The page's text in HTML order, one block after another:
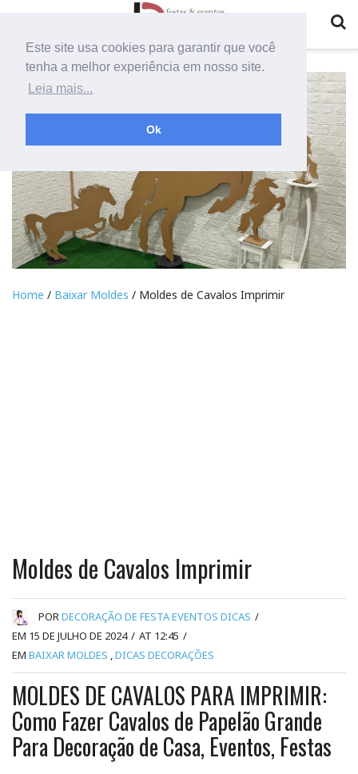
Este site usa cookies para garantir que você
tenha a melhor experiência em nosso site.
Leia mais...
Ok
Home / Baixar Moldes / Moldes de Cavalos Imprimir
Moldes de Cavalos Imprimir
PORDECORAÇÃO DE FESTA EVENTOS DICAS /
EM 15 DE JULHO DE 2024 / AT 12:45 /
EM BAIXAR MOLDES ,DICAS DECORAÇÕES
MOLDES DE CAVALOS PARA IMPRIMIR:
Como Fazer Cavalos de Papelão Grande
Para Decoração de Casa, Eventos, Festas